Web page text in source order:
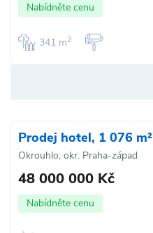
Nabídněte cenu
341 m2
Prodej hotel, 1 076 m²
Okrouhlo, okr. Praha-západ
48 000 000 Kč
Nabídněte cenu